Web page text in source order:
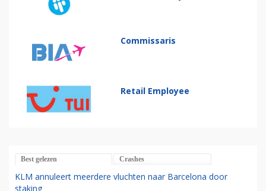
Commissaris
Retail Employee
Best gelezen Crashes
KLM annuleert meerdere vluchten naar Barcelona door
staking